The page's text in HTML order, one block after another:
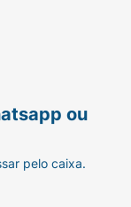
ou
pelo caixa.